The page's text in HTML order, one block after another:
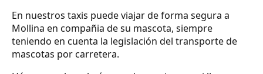
En nuestros taxis puede viajar de forma segura a
Mollina en compañia de su mascota, siempre
teniendo en cuenta la legislación del transporte de
mascotas por carretera.